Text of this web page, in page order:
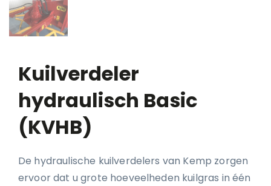
Kuilverdeler
hydraulisch Basic
(KVHB)
De hydraulische kuilverdelers van Kemp zorgen
ervoor dat u grote hoeveelheden kuilgras in één